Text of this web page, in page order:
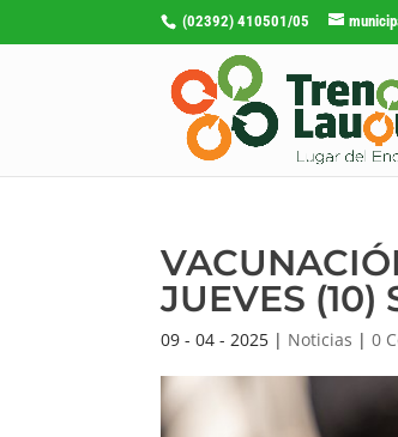
(02392) 410501/05
JUEVES (10)
09 - 04 - 2025 | Noticias |0